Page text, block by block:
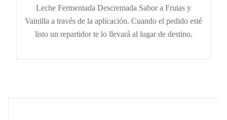
Leche Fermentada Descremada Sabor a Frutas y
Vainilla a través de la aplicación. Cuando el pedido esté
listo un repartidor te lo llevará al lugar de destino.